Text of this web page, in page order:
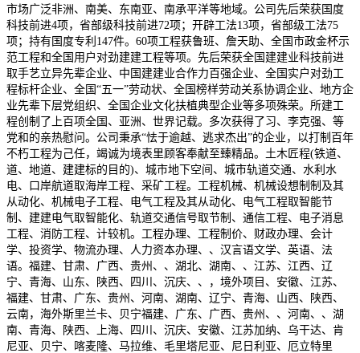
市场广泛非洲、南美、东南亚、南承平洋等地域。公司先后荣获国度
科技前进4项，省部级科技前进72项；开辟工法13项，省部级工法75
项；持有国度专利147件。60项工程获鲁班、詹天助、全国市政金杯示
范工程和全国用户对劲建建工程等项。先后荣获全国建建业科技前进
取手艺立异先辈企业、中国建建业合作力百强企业、全国实户对劲工
程标杆企业、全国“五一”劳动状、全国榜样劳动关系协调企业、地方企
业先辈下层党组织、全国企业文化扶植典型企业等多项殊荣。所建工
程创制了上百项全国、亚洲、世界记载。多次获得了习、李克强、等
党和的亲热慰问。公司秉承“怯于逾越、逃求杰出”的企业，以打制百年
不朽工程为己任，竭诚为境表里顾客奉献至臻精品。土木匠程(铁道、
道、地道、建建标的目的)、城市地下空间、城市轨道交通、水利水
电、口岸航道取海岸工程、采矿工程。工程机械、机械设想制制及其
从动化、机械电子工程、电气工程及其从动化、电气工程取智能节
制、建建电气取智能化、轨道交通信号取节制、通信工程、电子消息
工程、消防工程、计较机。工程办理、工程制价、财政办理、会计
学、投资学、物流办理、人力资本办理、、汉言语文学、英语、法
语。福建、甘肃、广西、贵州、、湖北、湖南、、江苏、江西、辽
宁、青海、山东、陕西、四川、沉庆、、，境外项目、安徽、江苏、
福建、甘肃、广东、贵州、河南、湖南、辽宁、青海、山西、陕西、
云南，海外斯里兰卡、贝宁福建、广东、广西、贵州、、河南、、湖
南、青海、陕西、上海、四川、沉庆、安徽、江苏加纳、乌干达、肯
尼亚、贝宁、喀麦隆、马拉维、毛里塔尼亚、尼日利亚、厄立特里